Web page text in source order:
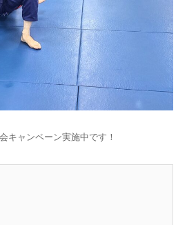
キャンペーン実施中です！